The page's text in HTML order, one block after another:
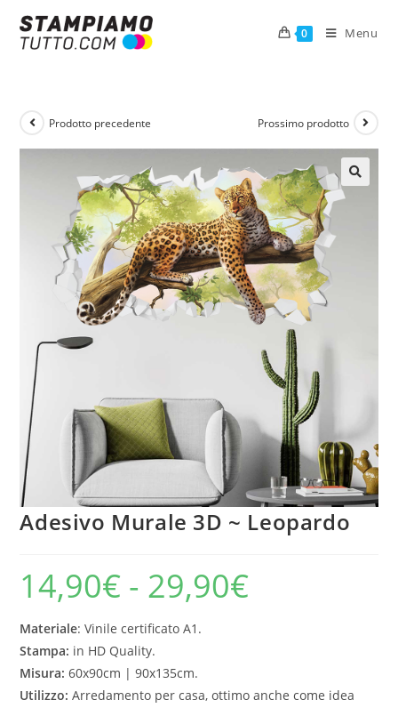
0 Menu
Prodotto precedente Prossimo prodotto
Adesivo Murale 3D ~ Leopardo
14,90€ - 29,90€
Materiale: Vinile certificato A1.
Stampa: in HD Quality.
Misura: 60x90cm | 90x135cm.
Utilizzo: Arredamento per casa, ottimo anche come idea